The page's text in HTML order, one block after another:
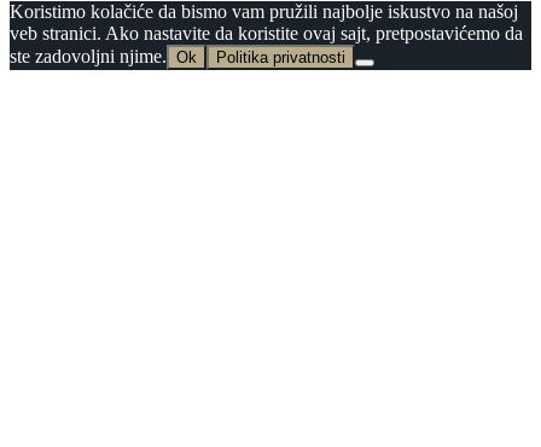
Koristimo kolačiće da bismo vam pružili najbolje iskustvo na našoj
veb stranici. Ako nastavite da koristite ovaj sajt, pretpostavićemo da
ste zadovoljni njime. Ok Politika privatnosti